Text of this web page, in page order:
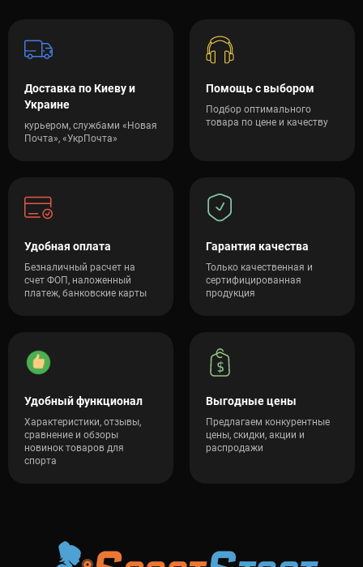
Доставка по Киеву и
Украине
курьером, службами «Новая
Почта», «УкрПочта»
Помощь с выбором
Подбор оптимального
товара по цене и качеству
Удобная оплата
Безналичный расчет на
счет ФОП, наложенный
платеж, банковские карты
Гарантия качества
Только качественная и
сертифицированная
продукция
Удобный функционал
Характеристики, отзывы,
сравнение и обзоры
новинок товаров для
спорта
Выгодные цены
Предлагаем конкурентные
цены, скидки, акции и
распродажи